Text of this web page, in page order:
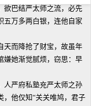
巴结严太师之流，必先
五万多两白银，连他自家
而降抢了财宝，故虽年
嫌她渐觉腻烦，窃思：早
严府私塾充严太师之孙
，他仅知“关关唯鸠，君子